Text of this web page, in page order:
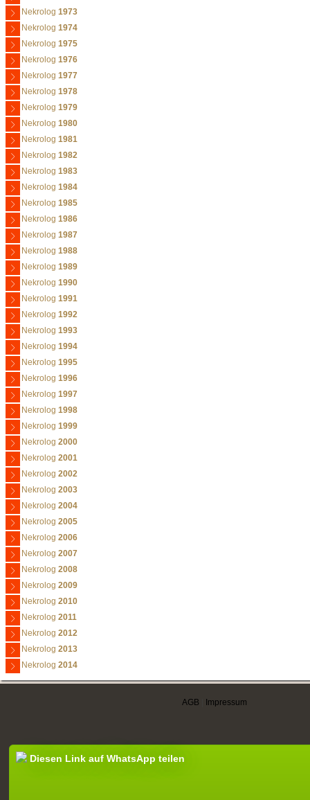
Nekrolog 1973
Nekrolog 1974
Nekrolog 1975
Nekrolog 1976
Nekrolog 1977
Nekrolog 1978
Nekrolog 1979
Nekrolog 1980
Nekrolog 1981
Nekrolog 1982
Nekrolog 1983
Nekrolog 1984
Nekrolog 1985
Nekrolog 1986
Nekrolog 1987
Nekrolog 1988
Nekrolog 1989
Nekrolog 1990
Nekrolog 1991
Nekrolog 1992
Nekrolog 1993
Nekrolog 1994
Nekrolog 1995
Nekrolog 1996
Nekrolog 1997
Nekrolog 1998
Nekrolog 1999
Nekrolog 2000
Nekrolog 2001
Nekrolog 2002
Nekrolog 2003
Nekrolog 2004
Nekrolog 2005
Nekrolog 2006
Nekrolog 2007
Nekrolog 2008
Nekrolog 2009
Nekrolog 2010
Nekrolog 2011
Nekrolog 2012
Nekrolog 2013
Nekrolog 2014
AGB Impressum
Diesen Link auf WhatsApp teilen